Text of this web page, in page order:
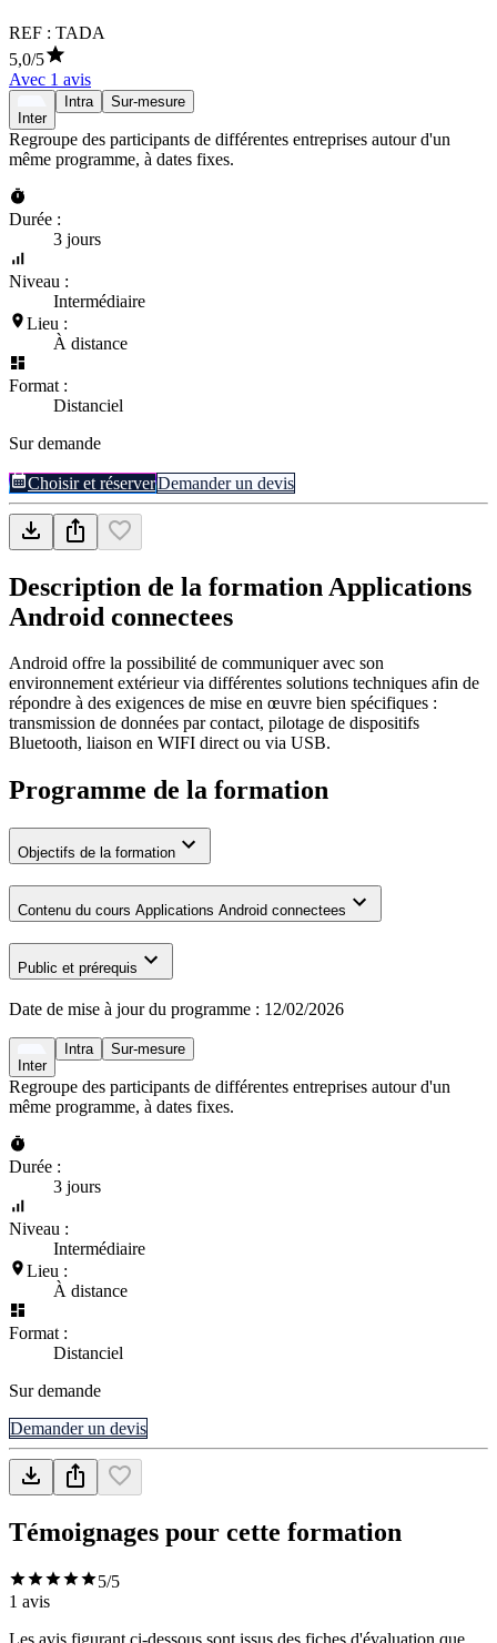
REF : TADA
5,0/5
Avec 1 avis
Inter
Intra Sur-mesure
Regroupe des participants de différentes entreprises autour d'un
même programme, à dates fixes.
Durée :
3 jours
Niveau :
Intermédiaire
Lieu :
À distance
Format :
Distanciel
Sur demande
Choisir et réserverDemander un devis
Description de la formation Applications
Android connectees
Android offre la possibilité de communiquer avec son
environnement extérieur via différentes solutions techniques afin de
répondre à des exigences de mise en œuvre bien spécifiques :
transmission de données par contact, pilotage de dispositifs
Bluetooth, liaison en WIFI direct ou via USB.
Programme de la formation
Objectifs de la formation
Contenu du cours Applications Android connectees
Public et prérequis
Date de mise à jour du programme : 12/02/2026
Inter
Intra Sur-mesure
Regroupe des participants de différentes entreprises autour d'un
même programme, à dates fixes.
Durée :
3 jours
Niveau :
Intermédiaire
Lieu :
À distance
Format :
Distanciel
Sur demande
Demander un devis
Témoignages pour cette formation
5/5
1 avis